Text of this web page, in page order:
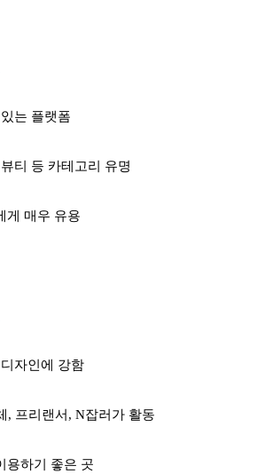
는 플랫폼
뷰티 등 카테고리 유명
게 매우 유용
자인에 강함
, 프리랜서, N잡러가 활동
용하기 좋은 곳